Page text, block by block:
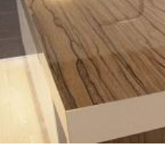
Дзержинск Дмитров
Домодедово Дрезна Дубна
Жуковский
Зарайск
Ивантеевка Истра
Коломна
Королев
Красноармейск
Краснозаводск
Кубинка Куровское
Лобня
Лосино-Петровский
Лыткарино Люберцы
Даю согласие на